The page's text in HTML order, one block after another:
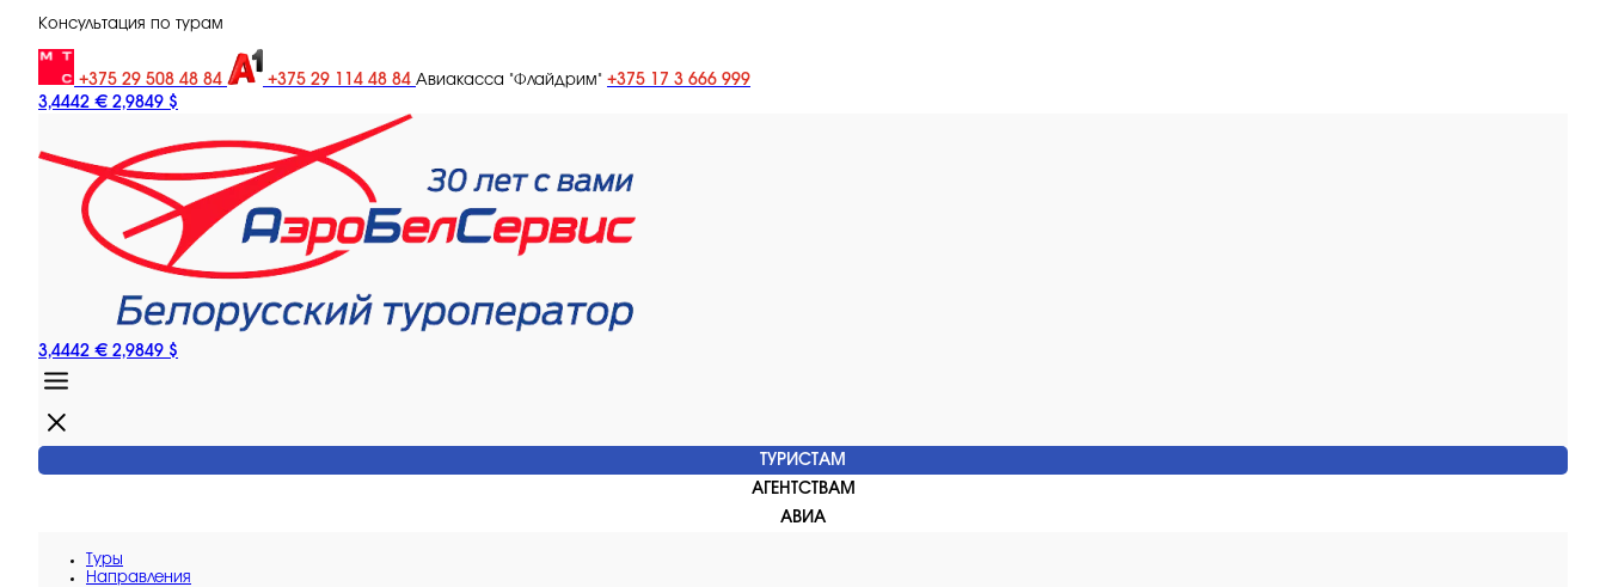
Консультация по турам
+375 29 508 48 84 +375 29 114 48 84 Авиакасса "Флайдрим" +375 17 3 666 999
3,4442 € 2,9849 $
3,4442 € 2,9849 $
ТУРИСТАМ
АГЕНТСТВАМ
АВИА
Туры
Направления